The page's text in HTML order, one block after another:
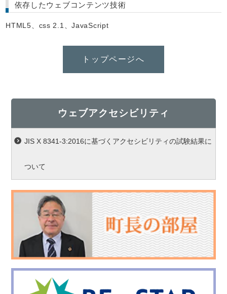
依存したウェブコンテンツ技術
HTML5、css 2.1、JavaScript
トップページへ
ウェブアクセシビリティ
JIS X 8341-3:2016に基づくアクセシビリティの試験結果に
ついて